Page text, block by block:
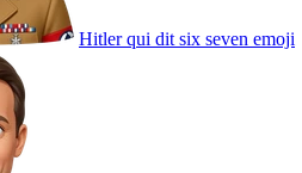
Hitler qui dit six seven emoji